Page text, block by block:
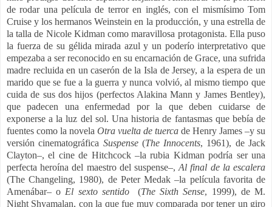
de rodar una película de terror en inglés, con el mismísimo Tom
Cruise y los hermanos Weinstein en la producción, y una estrella de
la talla de Nicole Kidman como maravillosa protagonista. Ella puso
la fuerza de su gélida mirada azul y un poderío interpretativo que
empezaba a ser reconocido en su encarnación de Grace, una sufrida
madre recluida en un caserón de la Isla de Jersey, a la espera de un
marido que se fue a la guerra y nunca volvió, al mismo tiempo que
cuida de sus dos hijos (perfectos Alakina Mann y James Bentley),
que padecen una enfermedad por la que deben cuidarse de
exponerse a la luz del sol. Una historia de fantasmas que bebía de
fuentes como la novela Otra vuelta de tuerca de Henry James –y su
versión cinematográfica Suspense(The Innocents, 1961), de Jack
Clayton–, el cine de Hitchcock –la rubia Kidman podría ser una
perfecta heroína del maestro del suspense–,Al final de la escalera
(The Changeling, 1980), de Peter Medak –la película favorita de
Amenábar– o El sexto sentido (The Sixth Sense, 1999), deM.
Night Shyamalan, con la que fue muy comparada por tener un giro